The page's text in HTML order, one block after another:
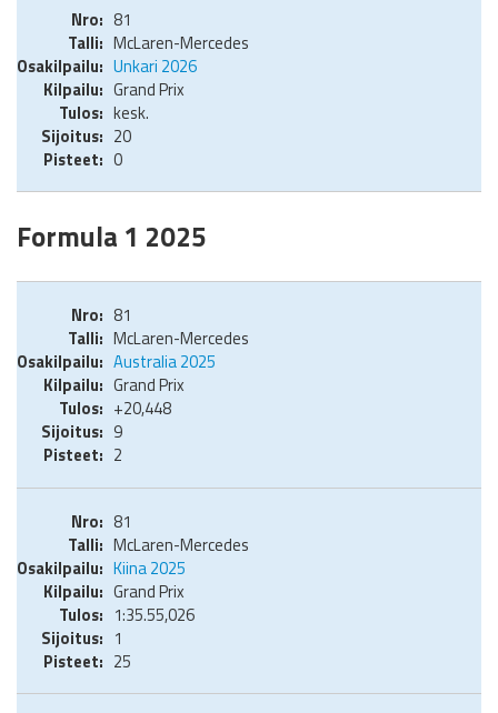
81
McLaren-Mercedes
Unkari 2026
Grand Prix
kesk.
20
0
Formula 1 2025
81
McLaren-Mercedes
Australia 2025
Grand Prix
+20,448
9
2
81
McLaren-Mercedes
Kiina 2025
Grand Prix
1:35.55,026
1
25